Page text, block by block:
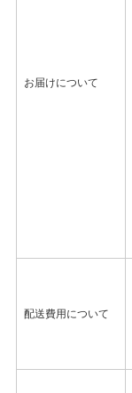
お届けについて
配送費用について